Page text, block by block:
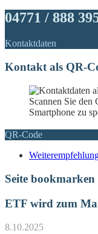
04771 / 888
Kontaktdaten
Kontakt als QR-
Scannen Sie
Smartphone zu
QR-Code
Seite bookmarken
ETF wird zum
8.10.2025